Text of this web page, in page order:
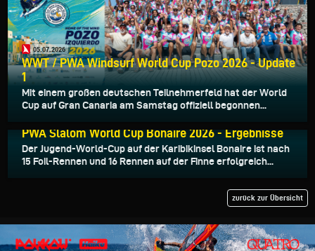
05.07.2026
WWT / PWA Windsurf World Cup Pozo 2026 - Update
1
Mit einem großen deutschen Teilnehmerfeld hat der World
Cup auf Gran Canaria am Samstag offiziell begonnen...
PWA Slalom World Cup Bonaire 2026 - Ergebnisse
Der Jugend-World-Cup auf der Karibikinsel Bonaire ist nach
15 Foil-Rennen und 16 Rennen auf der Finne erfolgreich...
zurück zur Übersicht